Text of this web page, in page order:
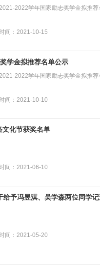
2022学年国家励志奖学金拟推
间：2021-10-15
学金拟推荐名单公示
2022学年国家励志奖学金拟推荐
间：2021-10-10
文化节获奖名单
间：2021-06-10
予冯昱淇、吴学森两位同学
间：2021-05-20